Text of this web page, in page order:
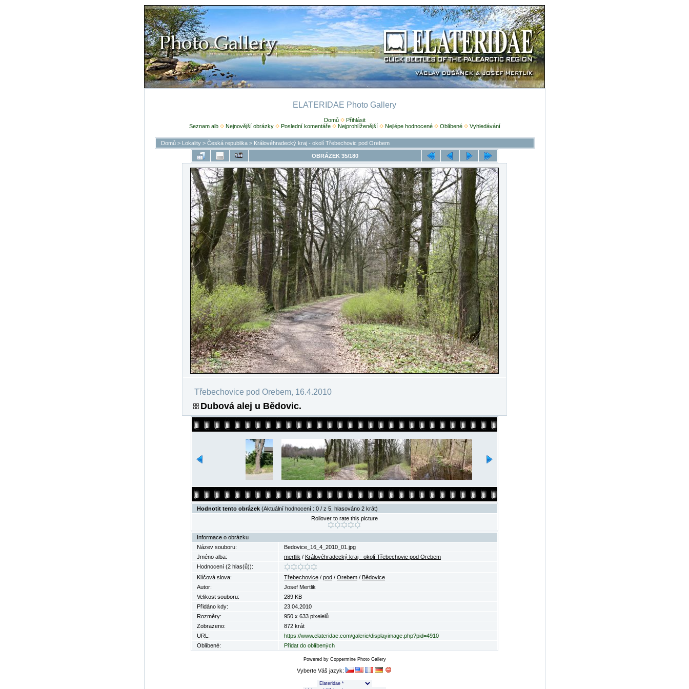
ELATERIDAE Photo Gallery
Domů
Přihlásit
Seznam alb
Nejnovější obrázky Poslední komentáře Nejprohlíženější Nejlépe hodnocené Oblíbené Vyhledávání
Domů> Lokality> Česká republika> Královéhradecký kraj - okolí Třebechovic pod Orebem
OBRÁZEK 35/180
Třebechovice pod Orebem, 16.4.2010
Dubová alej u Bědovic.
Hodnotit tento obrázek (Aktuální hodnocení : 0 / z 5, hlasováno 2 krát)
Rollover to rate this picture
Informace o obrázku
Název souboru:
Bedovice_16_4_2010_01.jpg
Jméno alba:
mertlik / Královéhradecký kraj - okolí Třebechovic pod Orebem
Hodnocení (2 hlas(ů)):
Klíčová slova:
Třebechovice / pod / Orebem / Bědovice
Autor:
Josef Mertlik
Velikost souboru:
289 KB
Přidáno kdy:
23.04.2010
Rozměry:
950 x 633 pixelelů
Zobrazeno:
872 krát
URL:
https://www.elateridae.com/galerie/displayimage.php?pid=4910
Oblíbené:
Přidat do oblíbených
Powered by Coppermine Photo Gallery
Vyberte Váš jazyk: